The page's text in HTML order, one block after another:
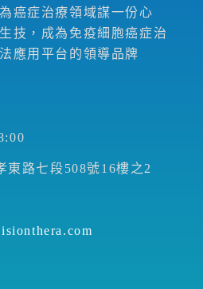
癌症治療領域謀一份心
技，成為免疫細胞癌症治
應用平台的領導品牌
東路七段508號16樓之2